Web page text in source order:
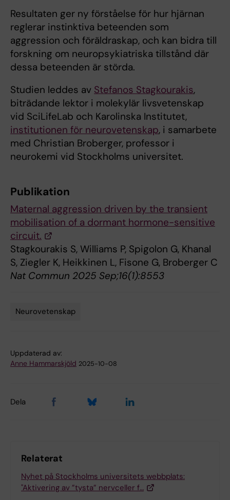
Resultaten ger ny förståelse för hur hjärnan
reglerar instinktiva beteenden som
aggression och föräldraskap, och kan bidra till
forskning om neuropsykiatriska tillstånd där
dessa beteenden är störda.
Studien leddes av Stefanos Stagkourakis,
biträdande lektor i molekylär livsvetenskap
vid SciLifeLab och Karolinska Institutet,
institutionen för neurovetenskap, i samarbete
med Christian Broberger, professor i
neurokemi vid Stockholms universitet.
Publikation
Maternal aggression driven by the transient
mobilisation of a dormant hormone-sensitive
circuit.
Stagkourakis S, Williams P, Spigolon G, Khanal
S, Ziegler K, Heikkinen L, Fisone G, Broberger C
Nat Commun 2025 Sep;16(1):8553
Neurovetenskap
Uppdaterad av:
Anne Hammarskjöld 2025-10-08
Dela
Relaterat
Nyhet på Stockholms universitets webbplats:
"Aktivering av ”tysta” nervceller f…